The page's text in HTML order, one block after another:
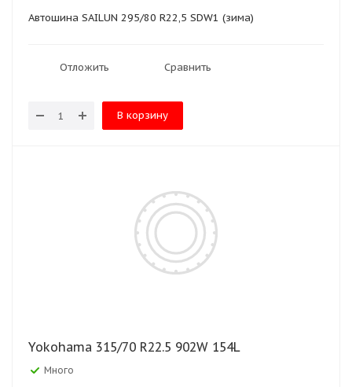
Автошина SAILUN 295/80 R22,5 SDW1 (зима)
Отложить Сравнить
В корзину
Yokohama 315/70 R22.5 902W 154L
Много